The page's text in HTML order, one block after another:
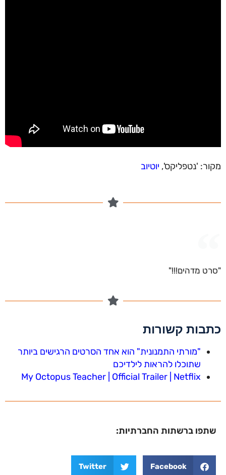
מקור: 'נטפליקס', יוטיוב
"סרט מדהים!!!"
כתבות קשורות
"מורתי התמנונית" הוא אחד הסרטים הרגישים ביותר
שתוכלו להראות לילדיכם
My Octopus Teacher | Official Trailer | Netflix
שתפו ברשתות החברתיות:
Facebook
Twitter